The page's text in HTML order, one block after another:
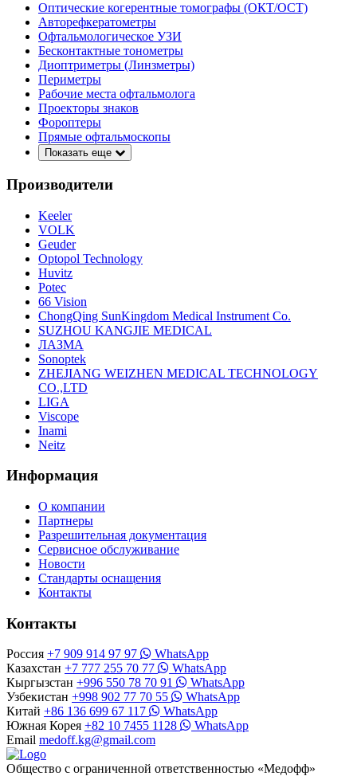
Оптические когерентные томографы (ОКТ/ОСТ)
Авторефкератометры
Офтальмологическое УЗИ
Бесконтактные тонометры
Диоптриметры (Линзметры)
Периметры
Рабочие места офтальмолога
Проекторы знаков
Фороптеры
Прямые офтальмоскопы
Показать еще
Производители
Keeler
VOLK
Geuder
Optopol Technology
Huvitz
Potec
66 Vision
ChongQing SunKingdom Medical Instrument Co.
SUZHOU KANGJIE MEDICAL
ЛАЗМА
Sonoptek
ZHEJIANG WEIZHEN MEDICAL TECHNOLOGY
CO.,LTD
LIGA
Viscope
Inami
Neitz
Информация
О компании
Партнеры
Разрешительная документация
Сервисное обслуживание
Новости
Стандарты оснащения
Контакты
Контакты
Россия +7 909 914 97 97
WhatsApp
Казахстан +7 777 255 70 77
WhatsApp
Кыргызстан +996 550 78 70 91
WhatsApp
Узбекистан +998 902 77 70 55
WhatsApp
Китай +86 136 699 67 117
WhatsApp
Южная Корея +82 10 7455 1128
WhatsApp
Email medoff.kg@gmail.com
Общество с ограниченной ответственностью «Медофф»